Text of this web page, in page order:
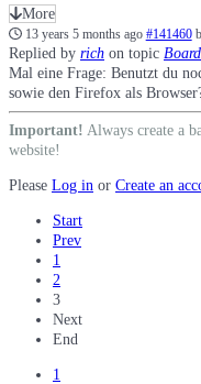
More
13 years 5 months ago #141460
Replied by rich on topic
Mal eine Frage: Benutzt du
sowie den Firefox als
Important! Always create a
website!
Please Log in or Create an
Start
Prev
1
2
3
Next
End
1